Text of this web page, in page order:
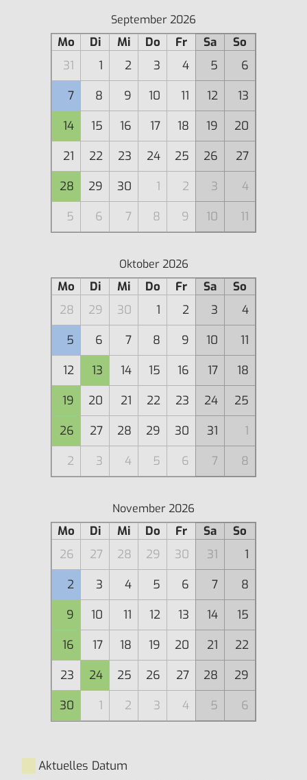
September 2026
Mo Di Mi Do Fr Sa
So
31
1 2 3 4 5
6
7
8 9 10 11 12
13
14
15 16 17 18 19
20
21
22 23 24 25 26
27
28
29 30 1 2 3
4
5
6 7 8 9 10 11
Oktober 2026
Mo Di Mi Do Fr Sa
So
28
29 30 1 2 3
4
5
6 7 8 9 10
11
12
13 14 15 16 17
18
19
20 21 22 23 24
25
26
27 28 29 30 31
1
2
3 4 5 6 7 8
November 2026
Mo Di Mi Do Fr Sa
So
26
27 28 29 30 31
1
2
3 4 5 6 7
8
9
10 11 12 13 14
15
16
17 18 19 20 21
22
23
24 25 26 27 28
29
30
1 2 3 4 5 6
Aktuelles Datum